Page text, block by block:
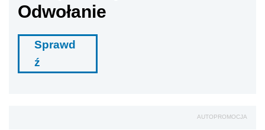
Odwołanie
Sprawd
ź
AUTOPROMOCJA